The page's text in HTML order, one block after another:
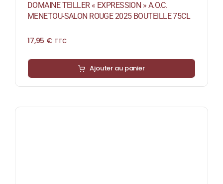
DOMAINE TEILLER « EXPRESSION » A.O.C.
MENETOU-SALON ROUGE 2025 BOUTEILLE 75CL
17,95 € TTC
Ajouter au panier